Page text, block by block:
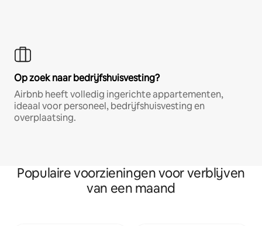
Op zoek naar bedrijfshuisvesting?
Airbnb heeft volledig ingerichte appartementen,
ideaal voor personeel, bedrijfshuisvesting en
overplaatsing.
Populaire voorzieningen voor verblijven
van een maand